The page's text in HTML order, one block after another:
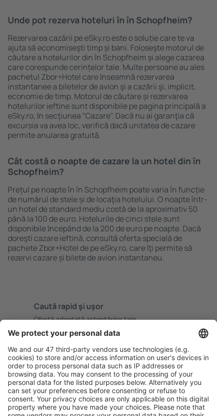
Unde pot rezerva hoteluri ȋn în Schopfheim?
Rezervarea cazării pe eSky.ro este o soluție care te va
ajuta să economiseşti timp și bani. Foloseşte motorul de
căutare a hotelurilor din în Schopfheim și alege cazarea
care corespunde cerințelor tale. Multe persoane au ales
pachetul Zbor+Hotel care ȋnseamnă rezervarea
instantanee a biletelor de avion şi a cazării şi, implicit,
economie de timp. Motorul de căutare și rezervarea
hotelurilor ieftine sunt disponibile pe pagina principală a
eSky.ro, ȋn secţiunea "Cazare". Dacă nu ai garanţia că
excursia va avea loc, verifică dacă unitatea de cazare
permite anularea gratuită.
Cât costă o noapte de cazare la un hotel din în
Schopfheim?
Prețul pe noapte în în Schopfheim poate varia în funcție
de numărul de stele și de locaţia hotelului. O noapte într-
un hotel de standard mediu costă de la aproximativ 50
până la 100 de euro. Hotelurile de cinci stele sunt
disponibile ȋncepând de la 200 de euro pe noapte. Dacă
doreşti cazare ieftină, consultă oferta specială de
pachete Zbor+Hotel de pe eSky.ro, care ȋţi permite să
rezervi cazare și bilete de avion instantaneu.
Caută rapid şi uşor
Ofertă adaptată aşteptărilor tale.
Planifică ȋn siguranţă
Rezervare fără griji cu opțiune gratuită de anulare.
Economiseşte mai mult
Prețuri atractive și oferte speciale pentru utilizatorii
conectați.